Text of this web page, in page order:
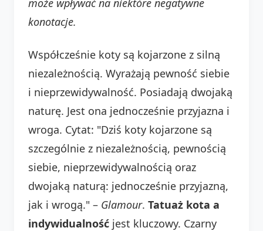
konotacje.
Współcześnie koty są kojarzone z silną
niezależnością. Wyrażają pewność siebie
i nieprzewidywalność. Posiadają dwojaką
naturę. Jest ona jednocześnie przyjazna i
wroga. Cytat: "Dziś koty kojarzone są
szczególnie z niezależnością, pewnością
siebie, nieprzewidywalnością oraz
dwojaką naturą: jednocześnie przyjazną,
jak i wrogą." – Glamour. Tatuaż kota a
indywidualność jest kluczowy. Czarny